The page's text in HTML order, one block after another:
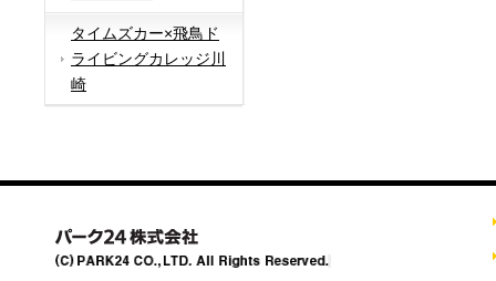
タイムズカー×飛鳥ド
ライビングカレッジ川
崎